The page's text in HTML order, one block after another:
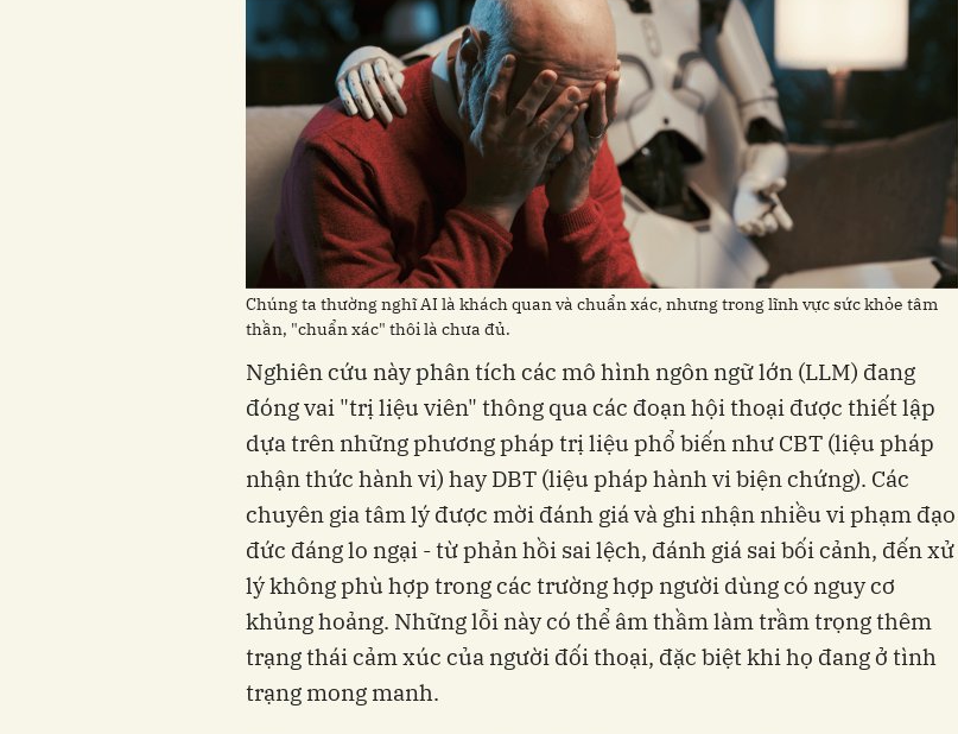
Chúng ta thường nghĩ AI là khách quan và chuẩn xác, nhưng trong lĩnh vực sức khỏe tâm
thần, "chuẩn xác" thôi là chưa đủ.
Nghiên cứu này phân tích các mô hình ngôn ngữ lớn (LLM) đang
đóng vai "trị liệu viên" thông qua các đoạn hội thoại được thiết lập
dựa trên những phương pháp trị liệu phổ biến như CBT (liệu pháp
nhận thức hành vi) hay DBT (liệu pháp hành vi biện chứng). Các
chuyên gia tâm lý được mời đánh giá và ghi nhận nhiều vi phạm đạo
đức đáng lo ngại - từ phản hồi sai lệch, đánh giá sai bối cảnh, đến xử
lý không phù hợp trong các trường hợp người dùng có nguy cơ
khủng hoảng. Những lỗi này có thể âm thầm làm trầm trọng thêm
trạng thái cảm xúc của người đối thoại, đặc biệt khi họ đang ở tình
trạng mong manh.